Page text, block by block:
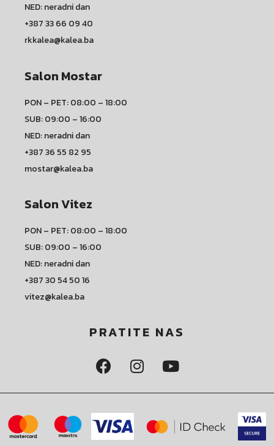
NED: neradni dan
+387 33 66 09 40
rkkalea@kalea.ba
Salon Mostar
PON – PET: 08:00 – 18:00
SUB: 09:00 – 16:00
NED: neradni dan
+387 36 55 82 95
mostar@kalea.ba
Salon Vitez
PON – PET: 08:00 – 18:00
SUB: 09:00 – 16:00
NED: neradni dan
+387 30 54 50 16
vitez@kalea.ba
PRATITE NAS